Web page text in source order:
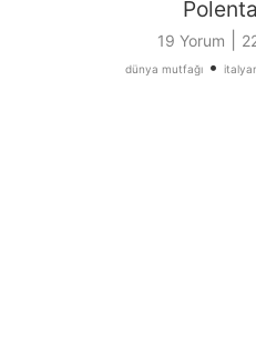
19 Yorum
dünya mutfağı•